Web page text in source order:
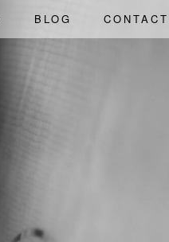
BLOG CONTACT